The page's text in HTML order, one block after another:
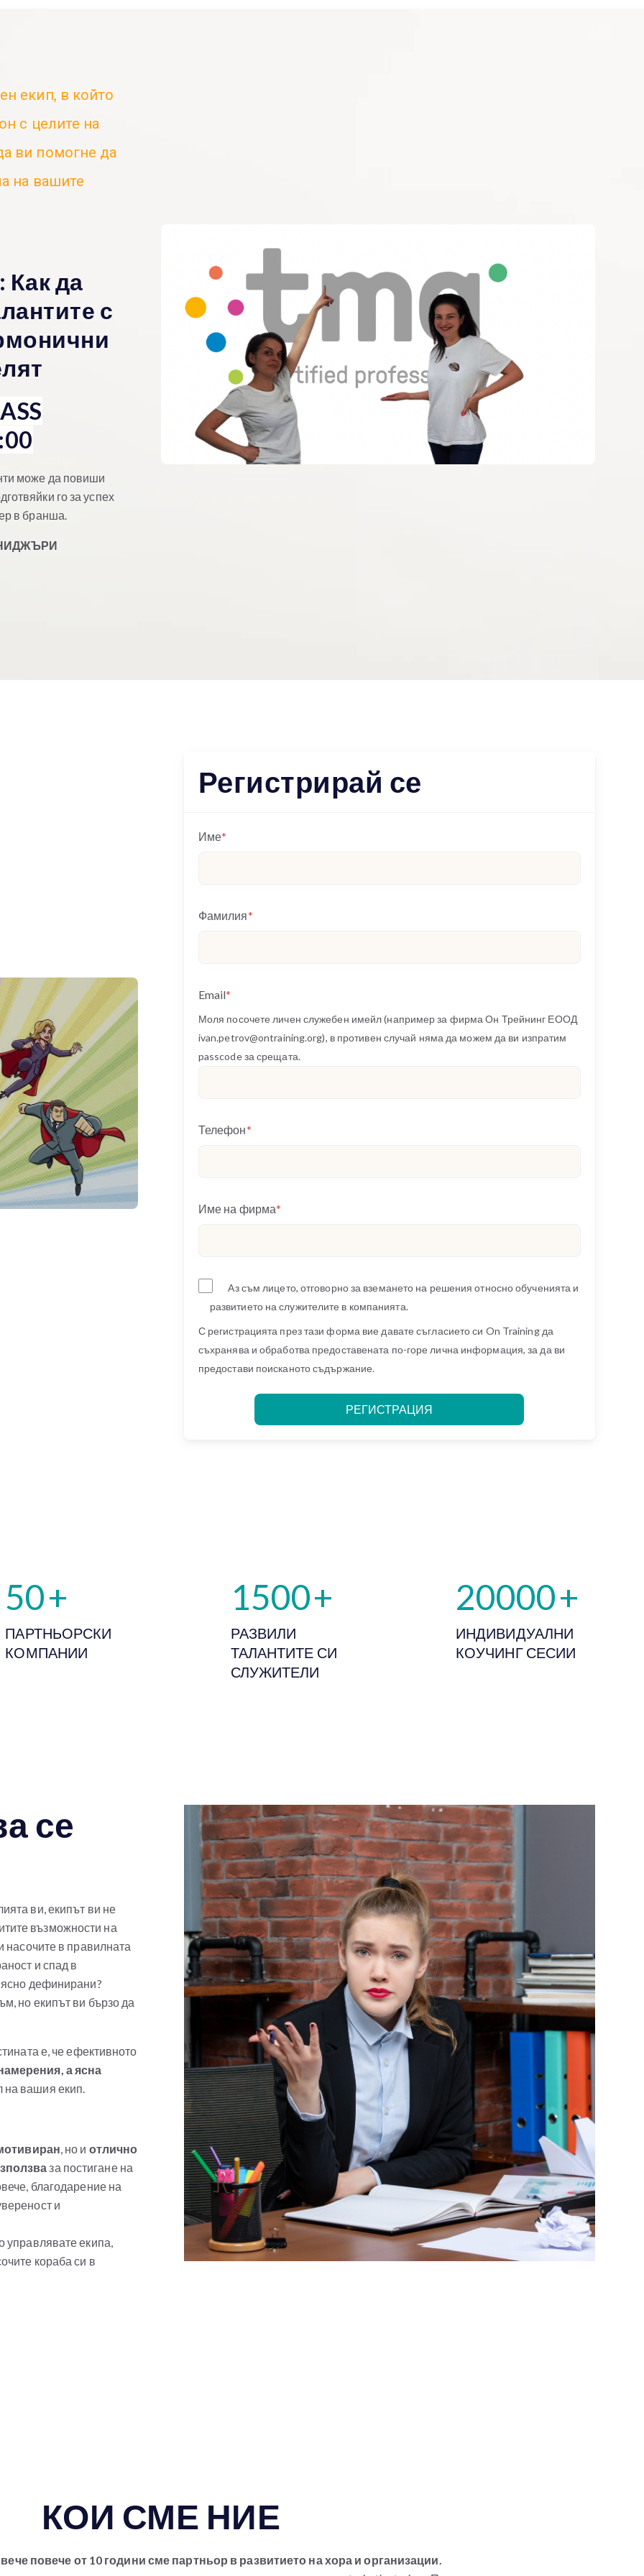
екип, в който
с целите на
ви помогне да
на вашите
Как да
с
може да повиши
го за успех
в бранша.
Регистрирай се
Име*
Фамилия*
Email*
Моля посочете личен служебен имейл (например за фирма Он Трейнинг ЕООД
ivan.petrov@ontraining.org), в противен случай няма да можем да ви изпратим
passcode за срещата.
Телефон*
Име на фирма*
Аз съм лицето, отговорно за вземането на решения относно обученията и
развитието на служителите в компанията.
С регистрацията през тази форма вие давате съгласието си On Training да
съхранява и обработва предоставената по-горе лична информация, за да ви
предостави поисканото съдържание.
50+
ПАРТНЬОРСКИ
КОМПАНИИ
1500+
РАЗВИЛИ
ТАЛАНТИТЕ СИ
СЛУЖИТЕЛИ
20000+
ИНДИВИДУАЛНИ
КОУЧИНГ СЕСИИ
се
ви, екипът ви не
възможности на
насочите в правилната
и спад в
ясно дефинирани?
но екипът ви бързо да
е, че ефективното
а ясна
на вашия екип.
, но и отлично
за постигане на
благодарение на
и
управлявате екипа,
кораба си в
КОИ СМЕ НИЕ
повече от 10 години сме партньор в развитието на хора и организации.